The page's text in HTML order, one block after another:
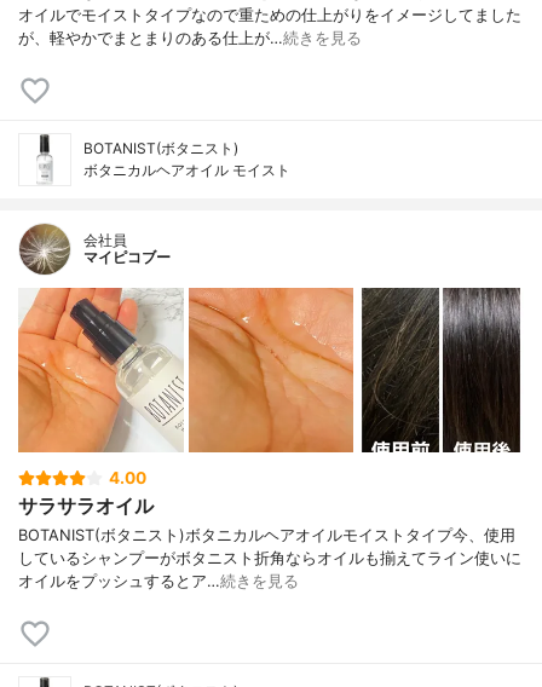
オイルでモイストタイプなので重ための仕上がりをイメージしてました
が、軽やかでまとまりのある仕上が…続きを見る
BOTANIST(ボタニスト)
ボタニカルヘアオイル モイスト
会社員
マイピコブー
4.00
サラサラオイル
BOTANIST(ボタニスト)ボタニカルヘアオイルモイストタイプ今、使用
しているシャンプーがボタニスト折角ならオイルも揃えてライン使いに
オイルをプッシュするとア…続きを見る